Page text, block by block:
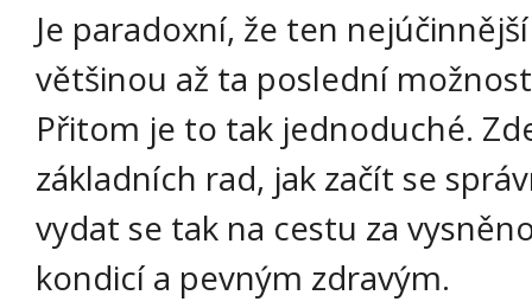
Je paradoxní, že ten
většinou až ta poslední
Přitom je to tak jednoduché.
základních rad, jak začít se
vydat se tak na cestu za
kondicí a pevným zdravým.